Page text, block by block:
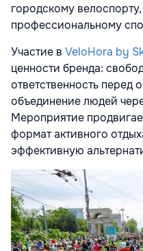
городскому
профессиональному
Участие в VeloHora by
ценности бренда:
ответственность
объединение людей
Мероприятие
формат активного
эффективную